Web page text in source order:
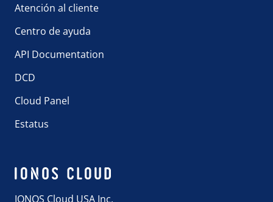
Atención al cliente
Centro de ayuda
API Documentation
DCD
Cloud Panel
Estatus
IONOS Cloud USA Inc.